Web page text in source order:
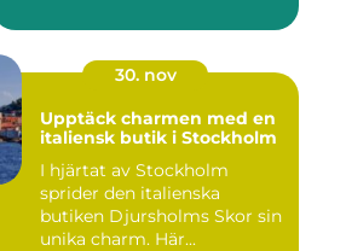
30. nov
Upptäck charmen med en
italiensk butik i Stockholm
I hjärtat av Stockholm
sprider den italienska
butiken Djursholms Skor sin
unika charm. Här...